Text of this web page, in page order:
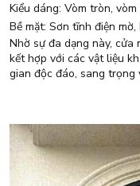
Kiểu dáng: Vòm tròn,
Bề mặt: Sơn tĩnh điện
Nhờ sự đa dạng này, cửa
kết hợp với các vật liệu
gian độc đáo, sang trọng